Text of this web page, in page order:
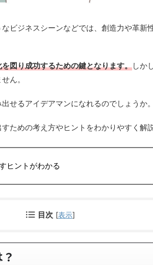
ビジネスシーンなどでは、創造力や革新
図り成功するための鍵となります。しか
ん。
せるアイデアマンになれるのでしょうか。
ための考え方やヒントをわかりやすく解説
ヒントがわかる
目次 [表示]